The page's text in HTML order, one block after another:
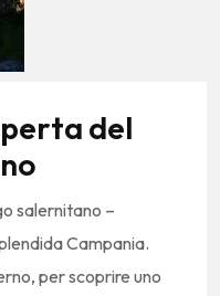
del
salernitano –
Campania.
per scoprire uno